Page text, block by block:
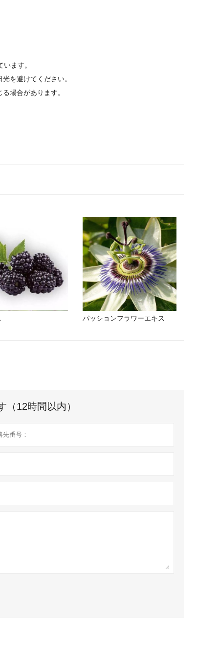
ます。
を避けてください。
場合があります。
パッションフラワーエキス
12時間以内）